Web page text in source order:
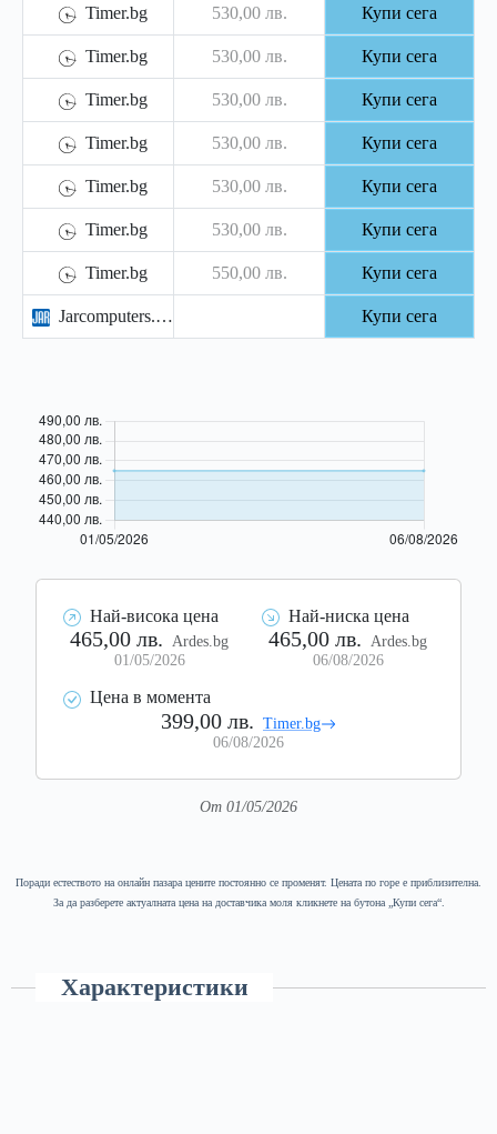
Timer.bg 530,00 лв. Купи сега
Timer.bg 530,00 лв. Купи сега
Timer.bg 530,00 лв. Купи сега
Timer.bg 530,00 лв. Купи сега
Timer.bg 530,00 лв. Купи сега
Timer.bg 530,00 лв. Купи сега
Timer.bg 550,00 лв. Купи сега
Jarcomputers.com Купи сега
Най-висока цена
465,00 лв. Ardes.bg
01/05/2026
Най-ниска цена
465,00 лв. Ardes.bg
06/08/2026
Цена в момента
399,00 лв. Timer.bg
06/08/2026
От 01/05/2026
Поради естеството на онлайн пазара цените постоянно се променят. Цената по горе е приблизителна.
За да разберете актуалната цена на доставчика моля кликнете на бутона „Купи сега“.
Характеристики